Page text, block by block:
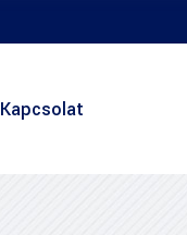
Kapcsolat